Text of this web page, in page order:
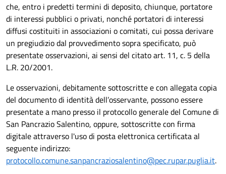
che, entro i predetti termini di deposito, chiunque, portatore
di interessi pubblici o privati, nonché portatori di interessi
diffusi costituiti in associazioni o comitati, cui possa derivare
un pregiudizio dal provvedimento sopra specificato, può
presentate osservazioni, ai sensi del citato art. 11, c. 5 della
L.R. 20/2001.
Le osservazioni, debitamente sottoscritte e con allegata copia
del documento di identità dell’osservante, possono essere
presentate a mano presso il protocollo generale del Comune di
San Pancrazio Salentino, oppure, sottoscritte con firma
digitale attraverso l'uso di posta elettronica certificata al
seguente indirizzo:
protocollo.comune.sanpancraziosalentino@pec.rupar.puglia.it.